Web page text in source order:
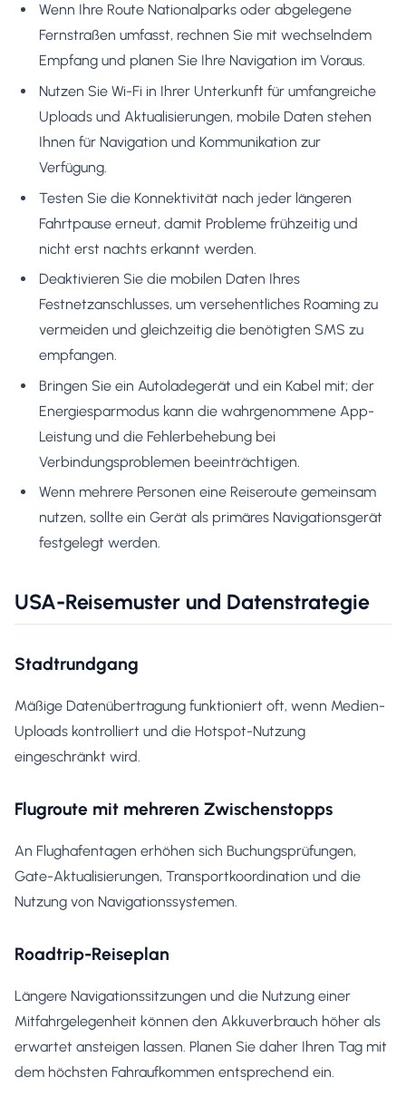
Wenn Ihre Route Nationalparks oder abgelegene
Fernstraßen umfasst, rechnen Sie mit wechselndem
Empfang und planen Sie Ihre Navigation im Voraus.
Nutzen Sie Wi-Fi in Ihrer Unterkunft für umfangreiche
Uploads und Aktualisierungen, mobile Daten stehen
Ihnen für Navigation und Kommunikation zur
Verfügung.
Testen Sie die Konnektivität nach jeder längeren
Fahrtpause erneut, damit Probleme frühzeitig und
nicht erst nachts erkannt werden.
Deaktivieren Sie die mobilen Daten Ihres
Festnetzanschlusses, um versehentliches Roaming zu
vermeiden und gleichzeitig die benötigten SMS zu
empfangen.
Bringen Sie ein Autoladegerät und ein Kabel mit; der
Energiesparmodus kann die wahrgenommene App-
Leistung und die Fehlerbehebung bei
Verbindungsproblemen beeinträchtigen.
Wenn mehrere Personen eine Reiseroute gemeinsam
nutzen, sollte ein Gerät als primäres Navigationsgerät
festgelegt werden.
USA-Reisemuster und Datenstrategie
Stadtrundgang
Mäßige Datenübertragung funktioniert oft, wenn Medien-
Uploads kontrolliert und die Hotspot-Nutzung
eingeschränkt wird.
Flugroute mit mehreren Zwischenstopps
An Flughafentagen erhöhen sich Buchungsprüfungen,
Gate-Aktualisierungen, Transportkoordination und die
Nutzung von Navigationssystemen.
Roadtrip-Reiseplan
Längere Navigationssitzungen und die Nutzung einer
Mitfahrgelegenheit können den Akkuverbrauch höher als
erwartet ansteigen lassen. Planen Sie daher Ihren Tag mit
dem höchsten Fahraufkommen entsprechend ein.